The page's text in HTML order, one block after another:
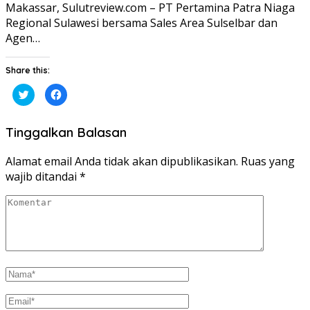
Makassar, Sulutreview.com – PT Pertamina Patra Niaga
Regional Sulawesi bersama Sales Area Sulselbar dan
Agen…
Share this:
Klik
untuk
berbagi
Twitter(Membuka
di
jendela
baru)
Klik
untuk
Facebook(Membuka
di
baru)
Tinggalkan Balasan
Alamat email Anda tidak akan dipublikasikan. Ruas yang
wajib ditandai *